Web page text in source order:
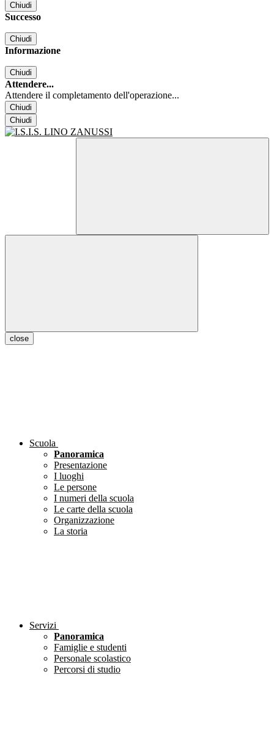
Chiudi
Successo
Chiudi
Informazione
Chiudi
Attendere...
Attendere il completamento dell'operazione...
Chiudi
Chiudi
close
Scuola
Panoramica
Presentazione
I luoghi
Le persone
I numeri della scuola
Le carte della scuola
Organizzazione
La storia
Servizi
Panoramica
Famiglie e studenti
Personale scolastico
Percorsi di studio